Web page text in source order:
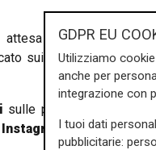
nelle prossime
sui social la foto
sulle principali notizie
Instagram ,su Youtubee
GDPR EU
Utilizziamo
anche per
integrazione con
I tuoi dati
pubblicitarie: